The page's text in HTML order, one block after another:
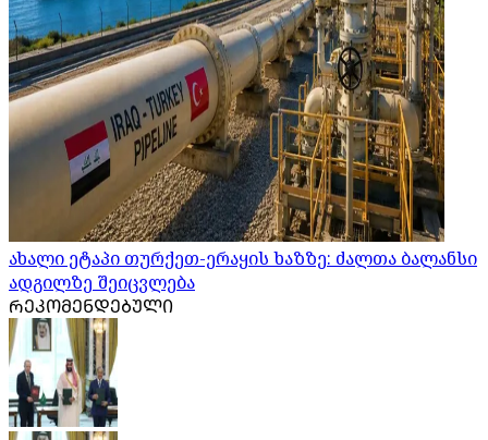
ახალი ეტაპი თურქეთ-ერაყის ხაზზე: ძალთა ბალანსი
ადგილზე შეიცვლება
ᲠᲔᲙᲝᲛᲔᲜᲓᲔᲑᲣᲚᲘ